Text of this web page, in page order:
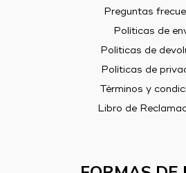
Preguntas
Políticas de
Políticas de
Políticas de
Términos y
Libro de